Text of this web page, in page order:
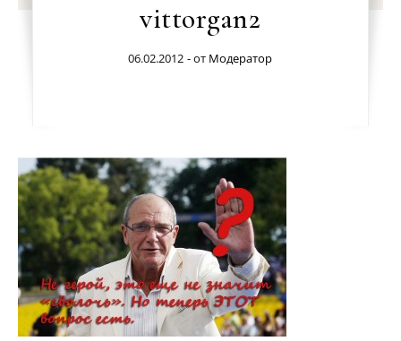
vittorgan2
06.02.2012 - от Модератор